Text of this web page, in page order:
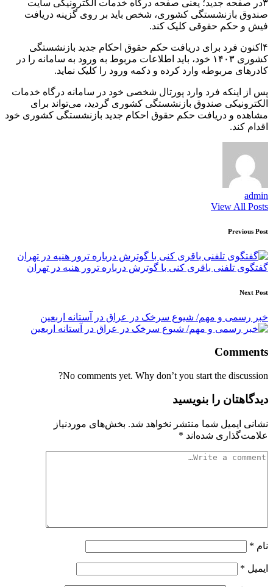
۳در صفحه جدید؛ یعنی صفحه درگاه خدمات الکترونیکی سایت
صندوق بازنشستگی کشوری، شخص باید بر روی گزینه دریافت
فیش و حکم حقوقی کلیک کند.
۴اکنون فرد برای دریافت حکم حقوق احکام جدید بازنشستگی
کشوری ۱۴۰۳ خود، باید اطلاعات مربوط به ورود به سامانه را در
کادر‌های مربوطه وارد کرده و دکمه ورود را کلیک نماید.
پس از اینکه فرد وارد پورتال شخصی خود در سامانه درگاه خدمات
الکترونیکی صندوق بازنشستگی کشوری گردید، می‌تواند برای
مشاهده و دریافت حکم حقوق احکام جدید بازنشستگی کشوری خود
اقدام کند.
admin
View All Posts
Post
navigation
Previous Post
گفتگوی تلفنی باقری کنی با گوترش درباره ترور هنیه در تهران
Next Post
خبر رسمی و مهم/ شیوع سرخک در عراق در آستانه اربعین
Comments
No comments yet. Why don’t you start the discussion?
دیدگاهتان را بنویسید
نشانی ایمیل شما منتشر نخواهد شد. بخش‌های موردنیاز
علامت‌گذاری شده‌اند *
نام *
ایمیل *